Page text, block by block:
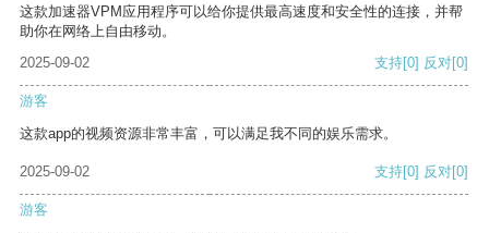
这款加速器VPM应用程序可以给你提供最高速度和安全性的连接，并帮
助你在网络上自由移动。
2025-09-02
支持[0] 反对[0]
游客
这款app的视频资源非常丰富，可以满足我不同的娱乐需求。
2025-09-02 支持[0] 反对[0]
游客